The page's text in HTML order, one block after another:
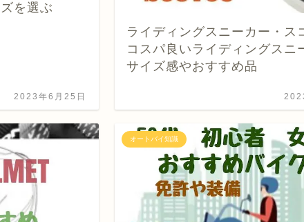
を選ぶ
2023年6月25日
ライディングスニーカー・
コスパ良いライディングスニ
サイズ感やおすすめ品
オートバイ知識